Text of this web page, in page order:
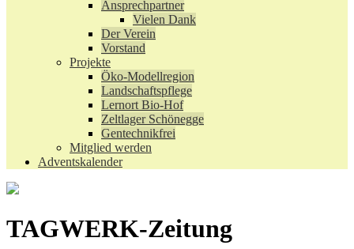
Ansprechpartner
Vielen Dank
Der Verein
Vorstand
Projekte
Öko-Modellregion
Landschaftspflege
Lernort Bio-Hof
Zeltlager Schönegge
Gentechnikfrei
Mitglied werden
Adventskalender
TAGWERK-Zeitung